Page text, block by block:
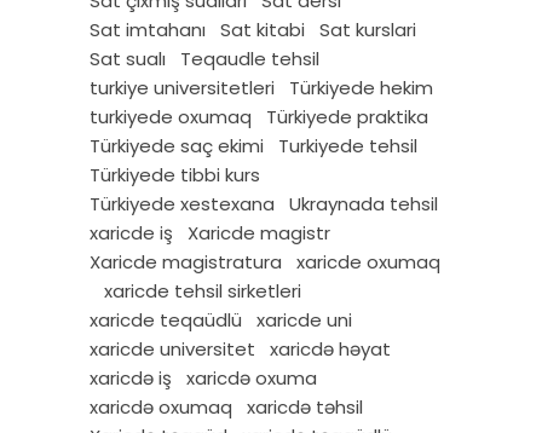
Sat imtahanı
Sat kitabi
Sat kurslari
Sat sualı
Teqaudle tehsil
turkiye universitetleri
Türkiyede hekim
turkiyede oxumaq
Türkiyede praktika
Türkiyede saç ekimi
Turkiyede tehsil
Türkiyede tibbi kurs
Türkiyede xestexana
Ukraynada tehsil
xaricde iş
Xaricde magistr
Xaricde magistratura
xaricde oxumaq
xaricde tehsil sirketleri
xaricde teqaüdlü
xaricde uni
xaricde universitet
xaricdə həyat
xaricdə iş
xaricdə oxuma
xaricdə oxumaq
xaricdə təhsil